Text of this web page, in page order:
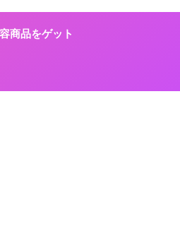
商品をゲット